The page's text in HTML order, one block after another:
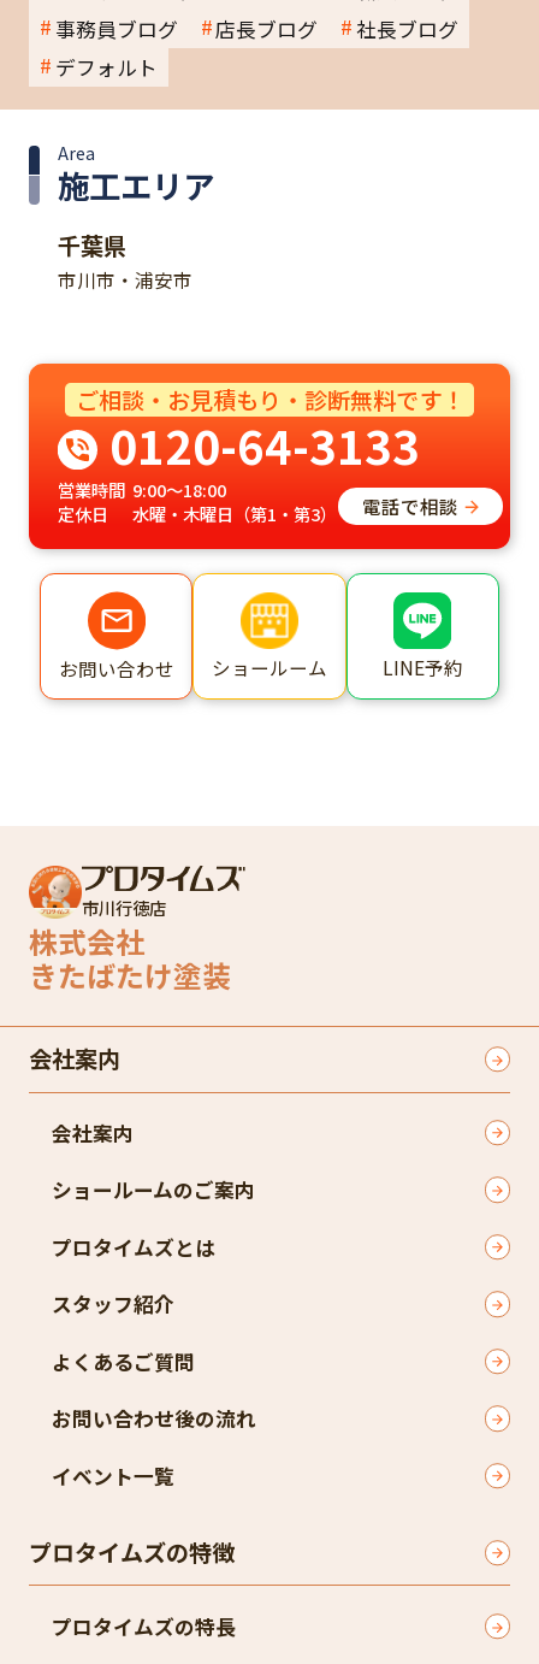
事務員ブログ
店長ブログ
社長ブログ
デフォルト
施工エリア
Area
千葉県
市川市・浦安市
ご相談・お見積もり・診断無料です！
0120-64-3133
営業時間 9:00～18:00
定休日
水曜・木曜日（第1・第3） 電話で相談
お問い合わせ ショールーム LINE予約
市川行徳店
株式会社
きたばたけ塗装
会社案内
会社案内
ショールームのご案内
プロタイムズとは
スタッフ紹介
よくあるご質問
お問い合わせ後の流れ
イベント一覧
プロタイムズの特徴
プロタイムズの特長